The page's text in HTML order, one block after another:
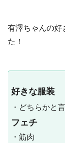
有澤ちゃんの好
た！
好きな服装
・どちらかと
フェチ
・筋肉